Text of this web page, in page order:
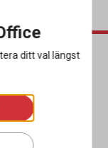
ditt val längst